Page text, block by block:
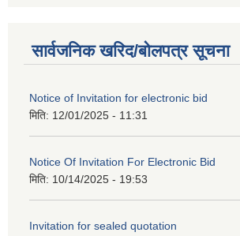
सार्वजनिक खरिद/बोलपत्र सूचना
Notice of Invitation for electronic bid
मिति: 12/01/2025 - 11:31
Notice Of Invitation For Electronic Bid
मिति: 10/14/2025 - 19:53
Invitation for sealed quotation